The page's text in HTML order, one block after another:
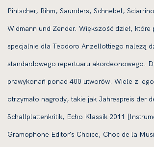
Pintscher, Rihm, Saunders, Schnebel,
Widmann und Zender. Większość dzieł, które
specjalnie dla Teodoro Anzellottiego należą
standardowego repertuaru akordeonowego.
prawykonań ponad 400 utworów. Wiele z
otrzymało nagrody, takie jak Jahrespreis der
Schallplattenkritik, Echo Klassik 2011
Gramophone Editor's Choice, Choc de la